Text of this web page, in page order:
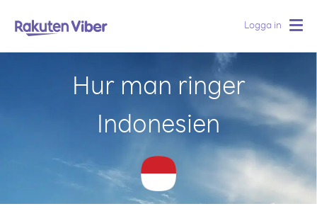
Logga in
Hur man ringer
Indonesien